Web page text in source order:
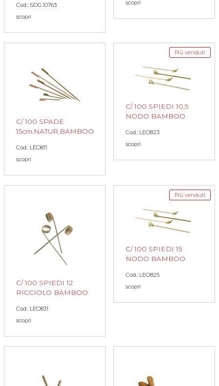
Cod.: SDG.10763
scopri
scopri
C/ 100 SPADE
15cm.NATUR.BAMBOO
Cod.: LEO811
scopri
Più venduti
C/ 100 SPIEDI 10,5
NODO BAMBOO
Cod.: LEO823
scopri
C/ 100 SPIEDI 12
RICCIOLO BAMBOO
Cod.: LEO831
scopri
Più venduti
C/ 100 SPIEDI 15
NODO BAMBOO
Cod.: LEO825
scopri